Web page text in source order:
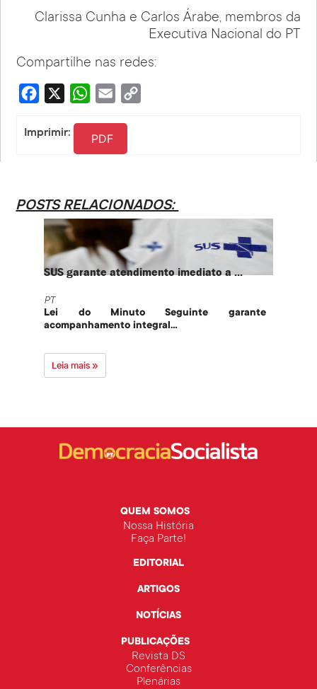
Clarissa Cunha e Carlos Árabe, membros da
Executiva Nacional do PT
Compartilhe nas redes:
Facebook WhatsApp
Email
Imprimir: PDF
POSTS RELACIONADOS:
SUS garante atendimento imediato a ...
PT
Lei do Minuto Seguinte garante
acompanhamento integral...
Leia mais »
QUEM SOMOS
Nossa História
Faça Parte!
EDITORIAL
ARTIGOS
NOTÍCIAS
PUBLICAÇÕES
Revista DS
Conferências
Plenárias